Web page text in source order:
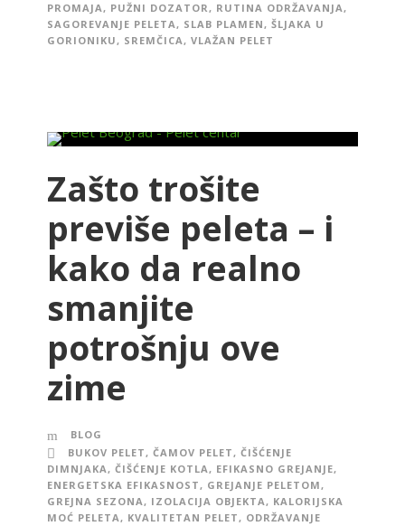
PROMAJA, PUŽNI DOZATOR, RUTINA ODRŽAVANJA,
SAGOREVANJE PELETA, SLAB PLAMEN, ŠLJAKA U
GORIONIKU, SREMČICA, VLAŽAN PELET
Zašto trošite
previše peleta – i
kako da realno
smanjite
potrošnju ove
zime
BLOG
BUKOV PELET, ČAMOV PELET, ČIŠĆENJE
DIMNJAKA, ČIŠĆENJE KOTLA, EFIKASNO GREJANJE,
ENERGETSKA EFIKASNOST, GREJANJE PELETOM,
GREJNA SEZONA, IZOLACIJA OBJEKTA, KALORIJSKA
MOĆ PELETA, KVALITETAN PELET, ODRŽAVANJE